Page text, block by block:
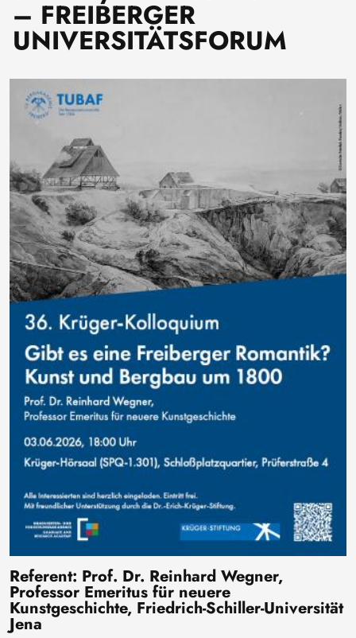
– FREIBERGER
UNIVERSITÄTSFORUM
Image
Referent: Prof. Dr. Reinhard Wegner,
Professor Emeritus für neuere
Kunstgeschichte, Friedrich-Schiller-Universität
Jena